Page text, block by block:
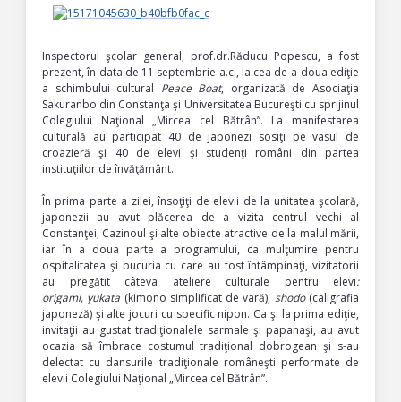
Inspectorul şcolar general, prof.dr.Răducu Popescu, a fost
prezent, în data de 11 septembrie a.c., la cea de-a doua ediţie
a schimbului cultural Peace Boat, organizată de Asociaţia
Sakuranbo din Constanţa şi Universitatea Bucureşti cu sprijinul
Colegiului Naţional „Mircea cel Bătrân”. La manifestarea
culturală au participat 40 de japonezi sosiţi pe vasul de
croazieră şi 40 de elevi şi studenţi români din partea
instituţiilor de învăţământ.
În prima parte a zilei, însoţiţi de elevii de la unitatea şcolară,
japonezii au avut plăcerea de a vizita centrul vechi al
Constanţei, Cazinoul şi alte obiecte atractive de la malul mării,
iar în a doua parte a programului, ca mulţumire pentru
ospitalitatea şi bucuria cu care au fost întâmpinaţi, vizitatorii
au pregătit câteva ateliere culturale pentru elevi:
origami, yukata (kimono simplificat de vară), shodo(caligrafia
japoneză) şi alte jocuri cu specific nipon. Ca şi la prima ediţie,
invitaţii au gustat tradiţionalele sarmale şi papanaşi, au avut
ocazia să îmbrace costumul tradiţional dobrogean şi s-au
delectat cu dansurile tradiţionale româneşti performate de
elevii Colegiului Naţional „Mircea cel Bătrân”.